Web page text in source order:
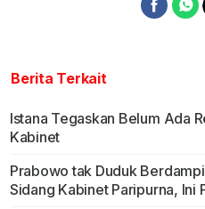
Berita Terkait
Istana Tegaskan Belum Ada
Kabinet
Prabowo tak Duduk
Sidang Kabinet Paripurna, Ini